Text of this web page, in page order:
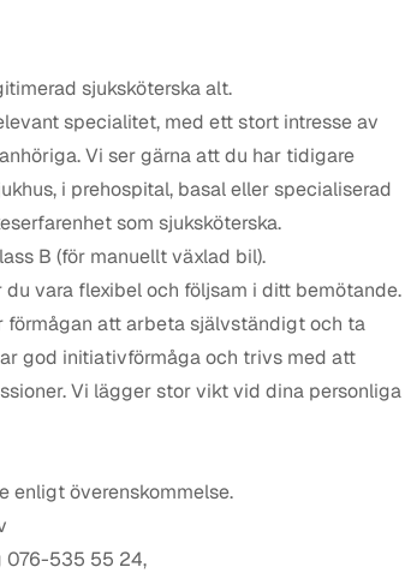
sjuksköterska alt.
specialitet, med ett stort intresse av
Vi ser gärna att du har tidigare
i prehospital, basal eller specialiserad
som sjuksköterska.
B (för manuellt växlad bil).
du vara flexibel och följsam i ditt bemötande.
att arbeta självständigt och ta
god initiativförmåga och trivs med att
Vi lägger stor vikt vid dina personliga
enligt överenskommelse.
076-535 55 24,